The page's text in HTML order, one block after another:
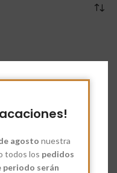
agosto nuestra
todos los pedidos
serán